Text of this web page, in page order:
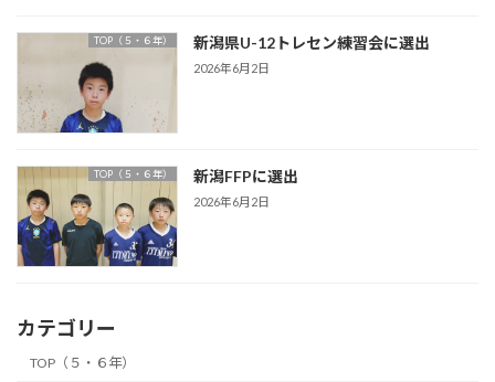
TOP（５・６年） 新潟県U-12トレセン練習会に選出
2026年6月2日
TOP（５・６年） 新潟FFPに選出
2026年6月2日
カテゴリー
TOP（５・６年）